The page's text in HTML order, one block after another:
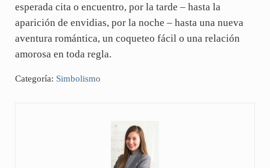
esperada cita o encuentro, por la tarde – hasta la
aparición de envidias, por la noche – hasta una nueva
aventura romántica, un coqueteo fácil o una relación
amorosa en toda regla.
Categoría: Simbolismo